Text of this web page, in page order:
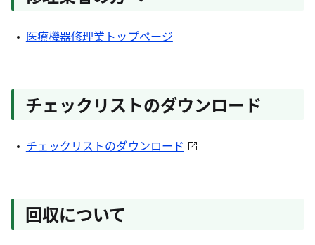
医療機器修理業トップページ
チェックリストのダウンロード
チェックリストのダウンロード
回収について